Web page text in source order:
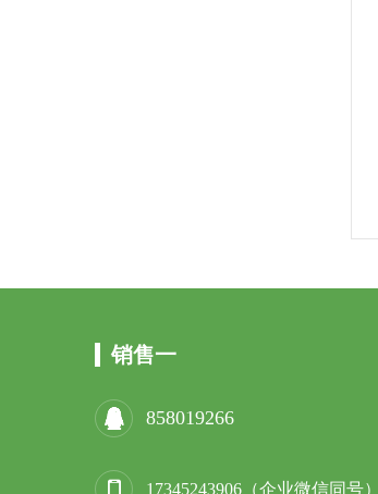
销售一
858019266
17345243906（企业微信同号）